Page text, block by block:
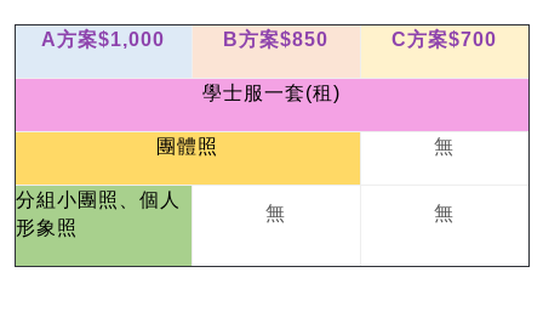
A方案$1,000 B方案$850 C方案$700
學士服一套(租)
團體照 無
分組小團照、個人
形象照
無 無